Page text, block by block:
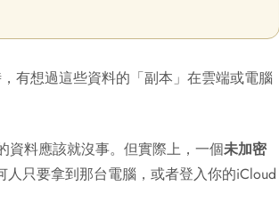
有想過這些資料的「副本」在雲端或電腦
資料應該就沒事。但實際上，一個未加密
只要拿到那台電腦，或者登入你的iCloud